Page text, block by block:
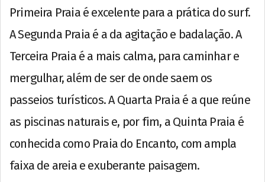
Primeira Praia é excelente para a prática do surf.
A Segunda Praia é a da agitação e badalação. A
Terceira Praia é a mais calma, para caminhar e
mergulhar, além de ser de onde saem os
passeios turísticos. A Quarta Praia é a que reúne
as piscinas naturais e, por fim, a Quinta Praia é
conhecida como Praia do Encanto, com ampla
faixa de areia e exuberante paisagem.